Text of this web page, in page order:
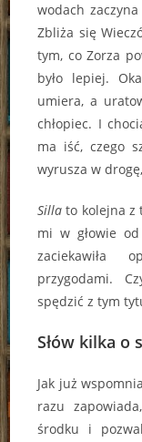
wodach
Zbliża się
tym, co Zorza
było lepiej.
umiera, a
chłopiec. I
ma iść, czego
wyrusza w
Silla to kolejna z
mi w głowie od
zaciekawiła
przygodami.
spędzić z tym
Słów kilka o
Jak już
razu
środku i